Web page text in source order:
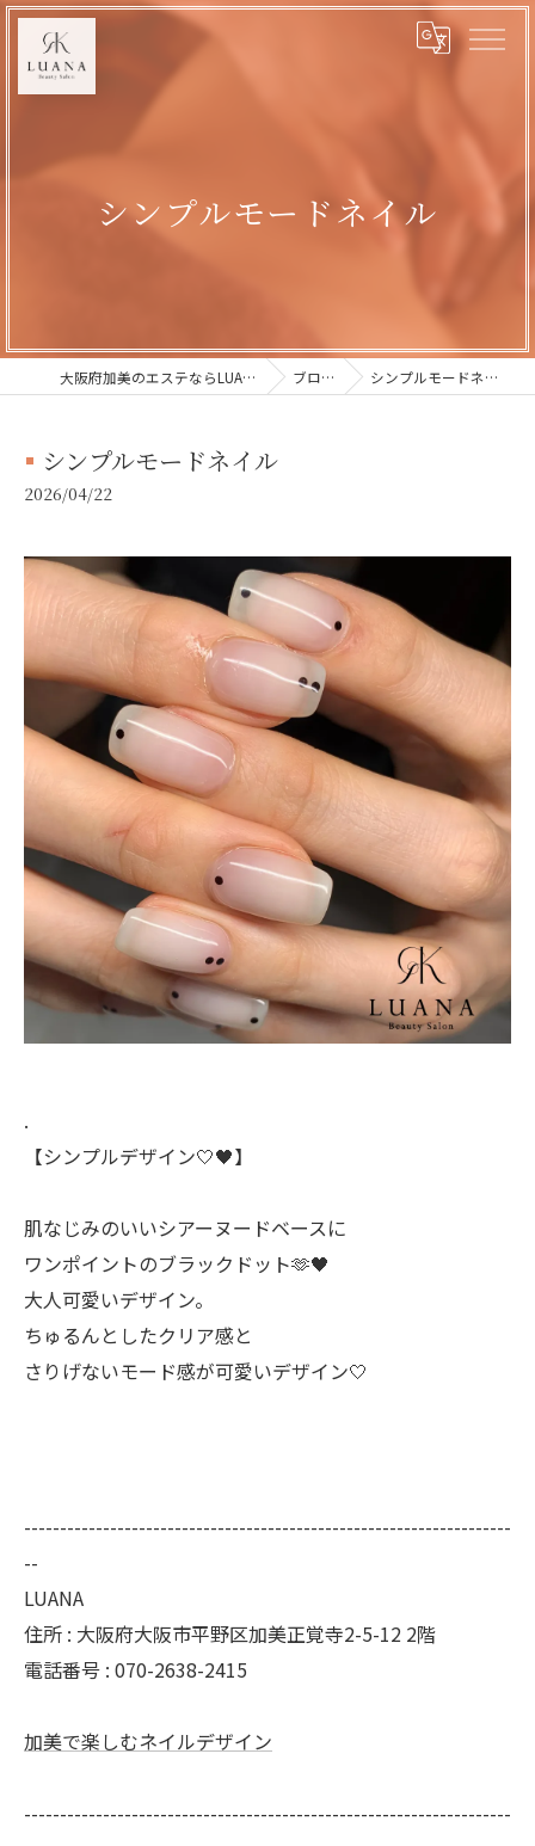
シンプルモードネイル
大阪府加美のエステならLUANA ブログ シンプルモードネイル
シンプルモードネイル
2026/04/22
⁡.
【シンプルデザイン‎🤍🖤】
肌なじみのいいシアーヌードベースに
ワンポイントのブラックドット🫶🖤
大人可愛いデザイン。
ちゅるんとしたクリア感と
さりげないモード感が可愛いデザイン‎🤍
--------------------------------------------------------------------
--
LUANA
住所 : 大阪府大阪市平野区加美正覚寺2-5-12 2階
電話番号 : 070-2638-2415
加美で楽しむネイルデザイン
--------------------------------------------------------------------